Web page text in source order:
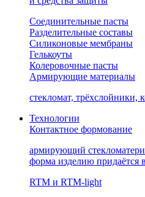
Соединительные пасты
Разделительные составы
Силиконовые мембраны
Гелькоуты
Колеровочные пасты
Армирующие материалы
стекломат, трёхслойники,
Технологии
Контактное формование
армирующий
форма изделию придаётся
RTM и RTM-light